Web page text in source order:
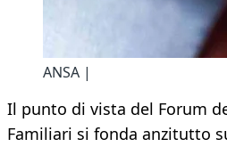
ANSA |
Il punto di vista del Forum
Familiari si fonda anzitutto